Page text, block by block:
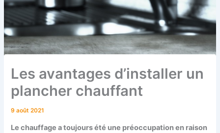
Les avantages d’installer un
plancher chauffant
9 août 2021
Le chauffage a toujours été une préoccupation en raison